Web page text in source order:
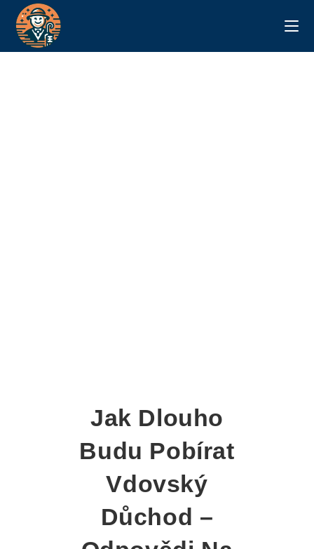
Jak Dlouho
Budu Pobírat
Vdovský
Důchod –